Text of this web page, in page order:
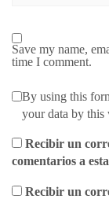
Save my name,
time I comment.
By using this
your data by this
Recibir un
comentarios a
Recibir un